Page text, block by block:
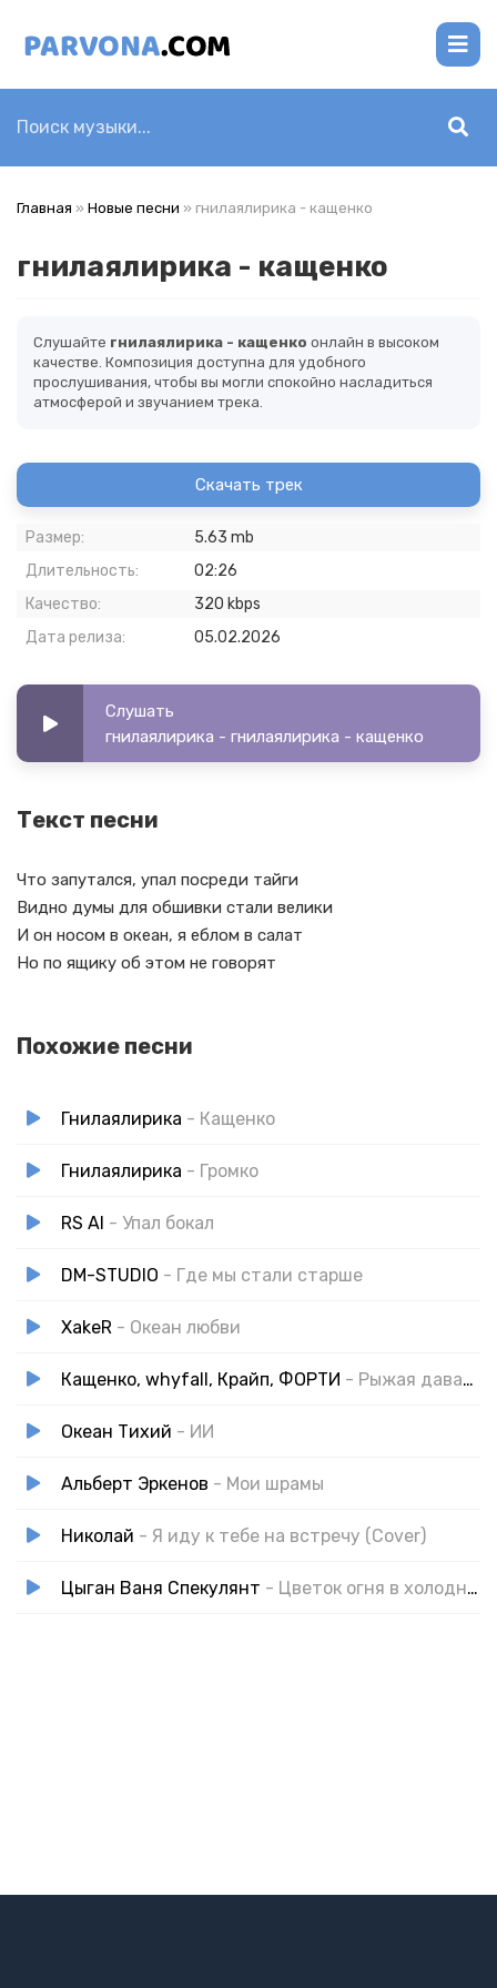
Главная » Новые песни » гнилаялирика - кащенко
гнилаялирика - кащенко
Слушайте гнилаялирика - кащенко онлайн в высоком
качестве. Композиция доступна для удобного
прослушивания, чтобы вы могли спокойно насладиться
атмосферой и звучанием трека.
Скачать трек
Размер:
5.63 mb
Длительность:
02:26
Качество:
320 kbps
Дата релиза:
05.02.2026
Слушать
гнилаялирика - гнилаялирика - кащенко
Текст песни
Что запутался, упал посреди тайги
Видно думы для обшивки стали велики
И он носом в океан, я еблом в салат
Но по ящику об этом не говорят
Похожие песни
Гнилаялирика - Кащенко
Гнилаялирика - Громко
RS AI - Упал бокал
DM-STUDIO - Где мы стали старше
XakeR - Океан любви
Кащенко, whyfall, Крайп, ФОРТИ - Рыжая давалка
Океан Тихий - ИИ
Альберт Эркенов - Мои шрамы
Николай - Я иду к тебе на встречу (Cover)
Цыган Ваня Спекулянт - Цветок огня в холодный вечер